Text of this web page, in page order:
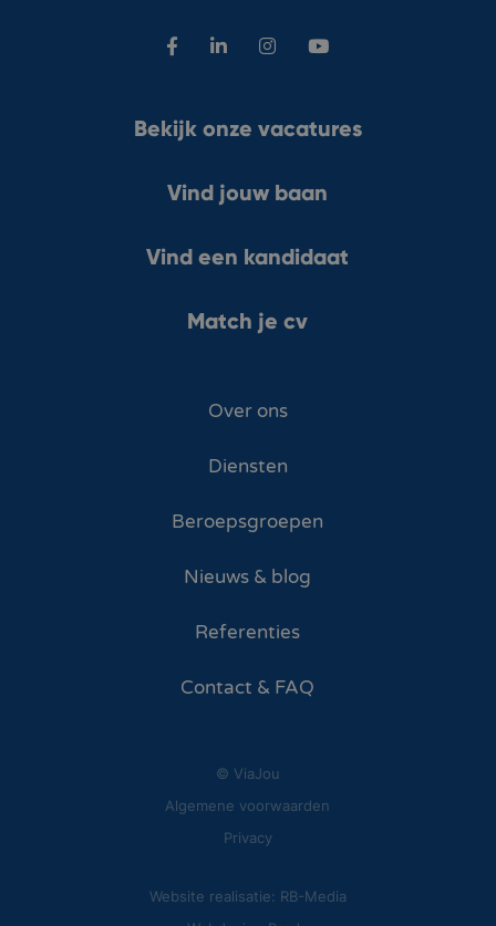
Bekijk onze vacatures
Vind jouw baan
Vind een kandidaat
Match je cv
Over ons
Diensten
Beroepsgroepen
Nieuws & blog
Referenties
Contact & FAQ
© ViaJou
Algemene voorwaarden
Privacy
Website realisatie: RB-Media